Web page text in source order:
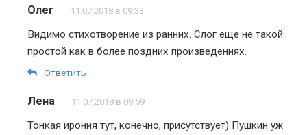
Олег 11.07.2018 в 09:33
Видимо стихотворение из ранних. Слог еще не такой
простой как в более поздних произведениях.
Ответить
Лена 11.07.2018 в 09:59
Тонкая ирония тут, конечно, присутствует) Пушкин уж